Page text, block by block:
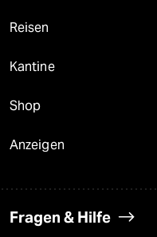
Reisen
Kantine
Shop
Anzeigen
Fragen & Hilfe